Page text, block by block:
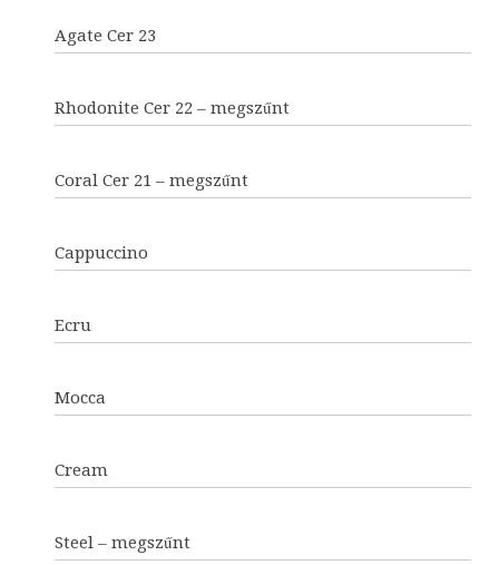
Agate Cer 23
Rhodonite Cer 22 – megszűnt
Coral Cer 21 – megszűnt
Cappuccino
Ecru
Mocca
Cream
Steel – megszűnt